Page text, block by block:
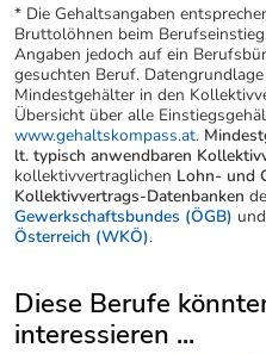
* Die Gehaltsangaben
Bruttolöhnen beim
Angaben jedoch auf ein
gesuchten Beruf.
Mindestgehälter in den
Übersicht über alle
www.gehaltskompass.at.
lt. typisch anwendbaren
kollektivvertraglichen Lohn- und
Kollektivvertrags-Datenbanken
Gewerkschaftsbundes (ÖGB)
Österreich (WKÖ).
Diese Berufe
interessieren ...